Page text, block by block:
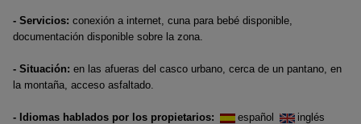
- Servicios: conexión a internet, cuna para bebé disponible,
documentación disponible sobre la zona.
- Situación: en las afueras del casco urbano, cerca de un pantano, en
la montaña, acceso asfaltado.
- Idiomas hablados por los propietarios: español inglés